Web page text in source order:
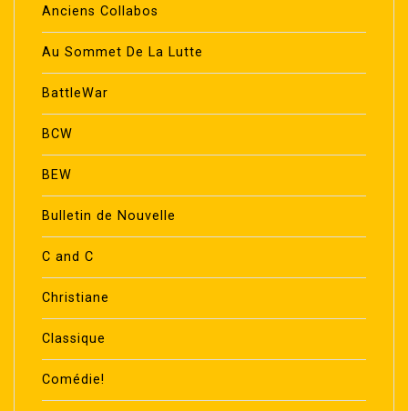
Anciens Collabos
Au Sommet De La Lutte
BattleWar
BCW
BEW
Bulletin de Nouvelle
C and C
Christiane
Classique
Comédie!